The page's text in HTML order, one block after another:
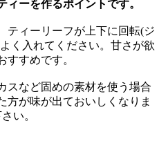
ーを作るポイントです。
ティーリーフが上下に回転(ジ
く入れてください。甘さが欲
すすめです。
スなど固めの素材を使う場合
方が味が出ておいしくなりま
い。